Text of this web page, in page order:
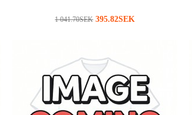
1 041.70SEK 395.82SEK